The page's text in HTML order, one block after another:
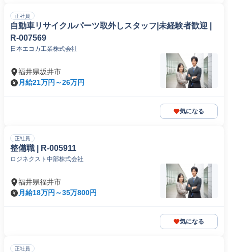
正社員
自動車リサイクルパーツ取外しスタッフ|未経験者歓迎 |
R-007569
日本エコカ工業株式会社
福井県坂井市
月給21万円～26万円
気になる
正社員
整備職 | R-005911
ロジネクスト中部株式会社
福井県福井市
月給18万円～35万800円
気になる
正社員